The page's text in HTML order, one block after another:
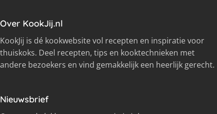
Over KookJij.nl
KookJij is dé kookwebsite vol recepten en inspiratie voor
thuiskoks. Deel recepten, tips en kooktechnieken met
andere bezoekers en vind gemakkelijk een heerlijk gerecht.
Nieuwsbrief